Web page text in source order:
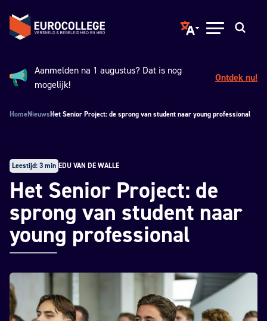
Spring naar hoofdinhoud
Terug naar de homepage
Translate page to
Open menu
Aankondiging:
Aanmelden na 1 augustus? Dat is nog
mogelijk!
Ontdek nu!
HomeNieuwsHet Senior Project: de sprong van student naar young professional
Leestijd: 3 min EDU VAN DE WALLE
Het Senior Project: de
sprong van student naar
young professional